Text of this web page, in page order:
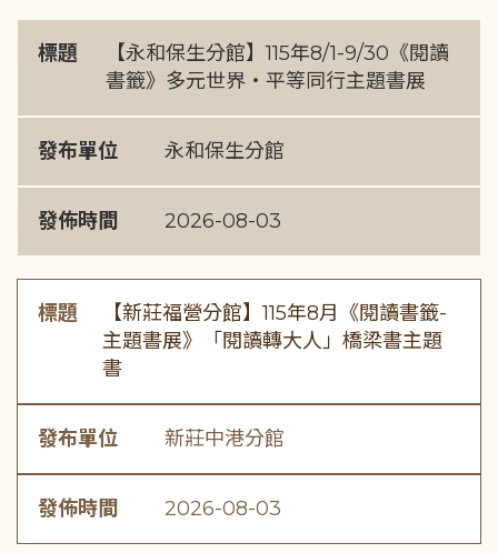
標題
【永和保生分館】115年8/1-9/30《閱讀
書籤》多元世界・平等同行主題書展
發布單位 永和保生分館
發佈時間 2026-08-03
標題
【新莊福營分館】115年8月《閱讀書籤-
主題書展》「閱讀轉大人」橋梁書主題
書
發布單位 新莊中港分館
發佈時間 2026-08-03